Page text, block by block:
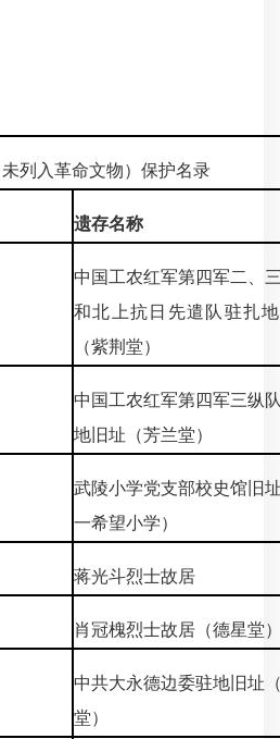
列入革命文物）保护名录
遗存名称
中国工农红军第四军二、
和北上抗日先遣队驻扎
（紫荆堂）
中国工农红军第四军三纵
地旧址（芳兰堂）
武陵小学党支部校史馆旧
一希望小学）
蒋光斗烈士故居
肖冠槐烈士故居（德星堂
中共大永德边委驻地旧址
堂）